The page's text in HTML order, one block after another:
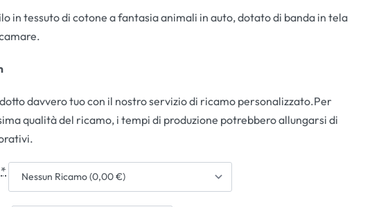
in tessuto di cotone a fantasia animali in auto, dotato di banda in tela
davvero tuo con il nostro servizio di ricamo personalizzato.Per
qualità del ricamo, i tempi di produzione potrebbero allungarsi di
*